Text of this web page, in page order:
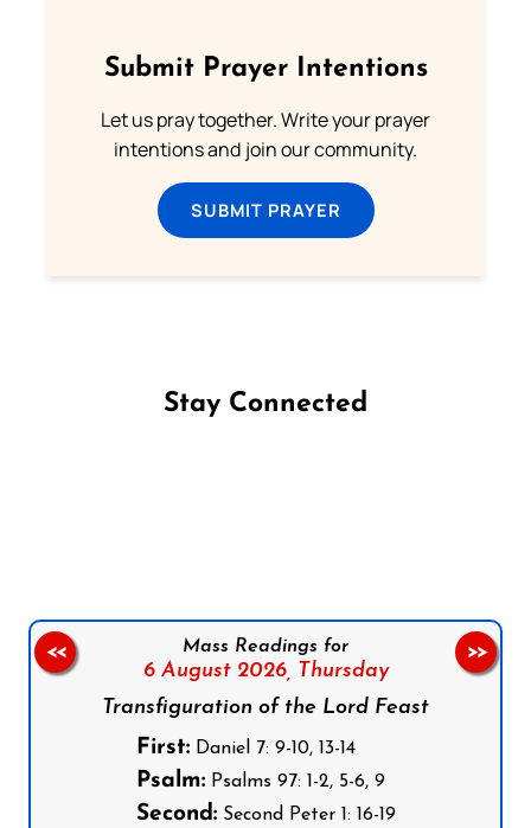
Submit Prayer Intentions
Let us pray together. Write your prayer
intentions and join our community.
SUBMIT PRAYER
Stay Connected
Mass Readings for
6 August 2026, Thursday
Transfiguration of the Lord Feast
First:Daniel 7: 9-10, 13-14
Psalm:Psalms 97: 1-2, 5-6, 9
Second:Second Peter 1: 16-19
<< >>